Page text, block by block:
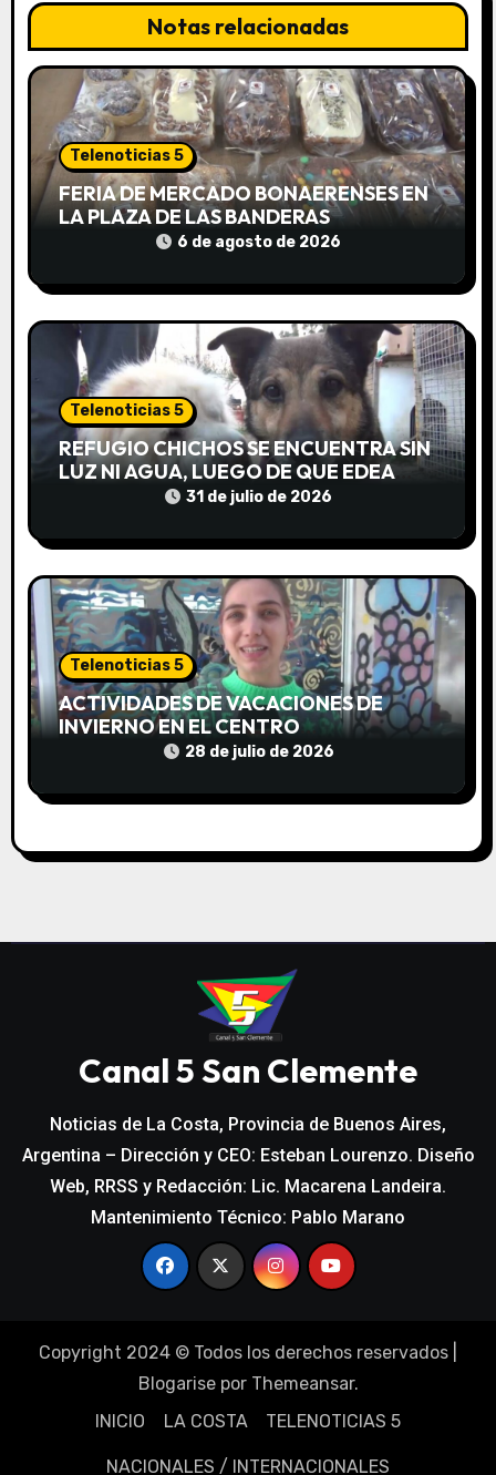
ó
d
e
e
n
t
a
d
s
Notas relacionadas
Telenoticias 5
FERIA DE MERCADO BONAERENSES EN
LA PLAZA DE LAS BANDERAS
6 de agosto de 2026
Telenoticias 5
REFUGIO CHICHOS SE ENCUENTRA SIN
LUZ NI AGUA, LUEGO DE QUE EDEA
CORTARA EL SUMINISTRO SIN AVISO
31 de julio de 2026
Telenoticias 5
ACTIVIDADES DE VACACIONES DE
INVIERNO EN EL CENTRO
COMUNITARIO EL TALA
28 de julio de 2026
Canal 5 San Clemente
Noticias de La Costa, Provincia de Buenos Aires,
Argentina – Dirección y CEO: Esteban Lourenzo. Diseño
Web, RRSS y Redacción: Lic. Macarena Landeira.
Mantenimiento Técnico: Pablo Marano
Copyright 2024 © Todos los derechos reservados
Blogarisepor Themeansar.
INICIO
LA COSTA TELENOTICIAS 5
NACIONALES / INTERNACIONALES